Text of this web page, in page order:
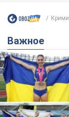
Красавица из
чемпионате
Видео
Наша